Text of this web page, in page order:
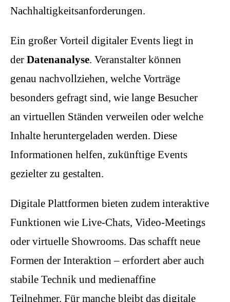
Nachhaltigkeitsanforderungen.
Ein großer Vorteil digitaler Events liegt in
der Datenanalyse. Veranstalter können
genau nachvollziehen, welche Vorträge
besonders gefragt sind, wie lange Besucher
an virtuellen Ständen verweilen oder welche
Inhalte heruntergeladen werden. Diese
Informationen helfen, zukünftige Events
gezielter zu gestalten.
Digitale Plattformen bieten zudem interaktive
Funktionen wie Live-Chats, Video-Meetings
oder virtuelle Showrooms. Das schafft neue
Formen der Interaktion – erfordert aber auch
stabile Technik und medienaffine
Teilnehmer. Für manche bleibt das digitale